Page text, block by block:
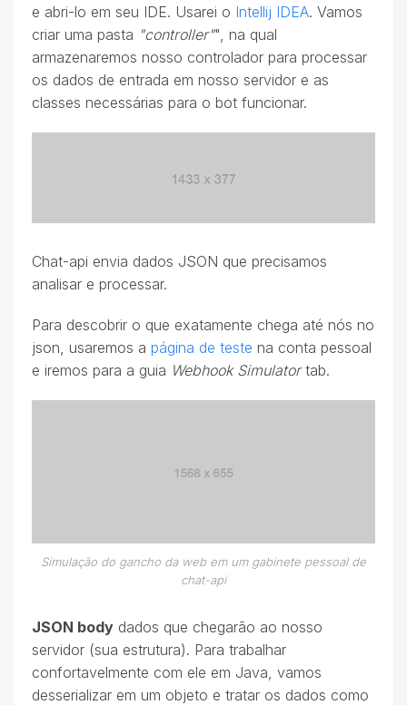
e abri-lo em seu IDE. Usarei o Intellij IDEA. Vamos
criar uma pasta "controller"", na qual
armazenaremos nosso controlador para processar
os dados de entrada em nosso servidor e as
classes necessárias para o bot funcionar.
Сhat-api envia dados JSON que precisamos
analisar e processar.
Para descobrir o que exatamente chega até nós no
json, usaremos a página de teste na conta pessoal
e iremos para a guia Webhook Simulatortab.
Simulação do gancho da web em um gabinete pessoal de
chat-api
JSON body dados que chegarão ao nosso
servidor (sua estrutura). Para trabalhar
confortavelmente com ele em Java, vamos
desserializar em um objeto e tratar os dados como